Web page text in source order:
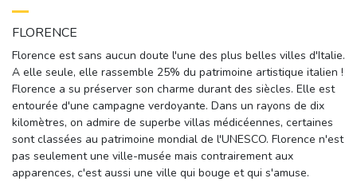
FLORENCE
Florence est sans aucun doute l'une des plus belles villes d'Italie.
A elle seule, elle rassemble 25% du patrimoine artistique italien !
Florence a su préserver son charme durant des siècles. Elle est
entourée d'une campagne verdoyante. Dans un rayons de dix
kilomètres, on admire de superbe villas médicéennes, certaines
sont classées au patrimoine mondial de l'UNESCO. Florence n'est
pas seulement une ville-musée mais contrairement aux
apparences, c'est aussi une ville qui bouge et qui s'amuse.